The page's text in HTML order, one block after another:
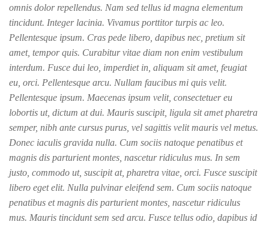
omnis dolor repellendus. Nam sed tellus id magna elementum
tincidunt. Integer lacinia. Vivamus porttitor turpis ac leo.
Pellentesque ipsum. Cras pede libero, dapibus nec, pretium sit
amet, tempor quis. Curabitur vitae diam non enim vestibulum
interdum. Fusce dui leo, imperdiet in, aliquam sit amet, feugiat
eu, orci. Pellentesque arcu. Nullam faucibus mi quis velit.
Pellentesque ipsum. Maecenas ipsum velit, consectetuer eu
lobortis ut, dictum at dui. Mauris suscipit, ligula sit amet pharetra
semper, nibh ante cursus purus, vel sagittis velit mauris vel metus.
Donec iaculis gravida nulla. Cum sociis natoque penatibus et
magnis dis parturient montes, nascetur ridiculus mus. In sem
justo, commodo ut, suscipit at, pharetra vitae, orci. Fusce suscipit
libero eget elit. Nulla pulvinar eleifend sem. Cum sociis natoque
penatibus et magnis dis parturient montes, nascetur ridiculus
mus. Mauris tincidunt sem sed arcu. Fusce tellus odio, dapibus id